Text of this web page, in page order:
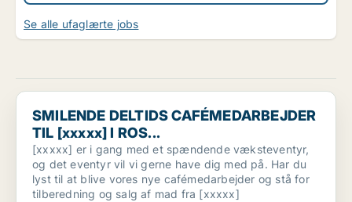
Se alle ufaglærte jobs
SMILENDE DELTIDS CAFÉMEDARBEJDER TIL [xxxxx] I ROS...
SMILENDE DELTIDS CAFÉMEDARBEJDER
TIL [xxxxx] I ROS...
[xxxxx] er i gang med et spændende væksteventyr,
og det eventyr vil vi gerne have dig med på. Har du
lyst til at blive vores nye cafémedarbejder og stå for
tilberedning og salg af mad fra [xxxxx]